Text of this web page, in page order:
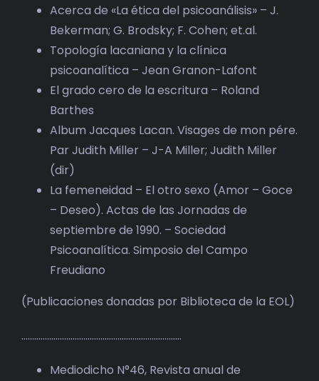
Acerca de «La ética del psicoanálisis» – J.
Bekerman; G. Brodsky; F. Cohen; et.al.
Topología lacaniana y la clínica
psicoanalítica – Jean Granon-Lafont
El grado cero de la escritura – Roland
Barthes
Album Jacques Lacan. Visages de mon pére.
Par Judith Miller – J-A Miller; Judith Miller
(dir)
La femeneidad – El otro sexo (Amor – Goce
– Deseo). Actas de las Jornadas de
septiembre de 1990. – Sociedad
Psicoanalítica. Simposio del Campo
Freudiano
(Publicaciones donadas por Biblioteca de la EOL)
…………………………………………………………………
Mediodicho N°46, Revista anual de